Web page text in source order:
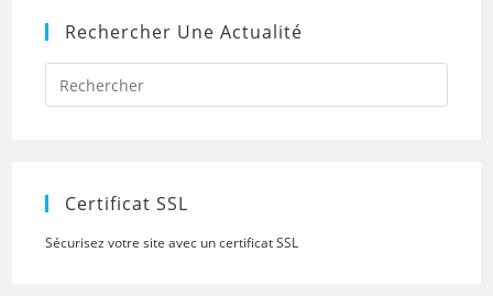
Rechercher Une Actualité
Press
to
Certificat SSL
Sécurisez votre site avec un certificat SSL